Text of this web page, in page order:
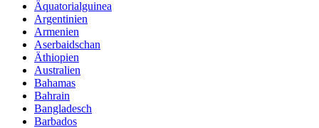
Äquatorialguinea
Argentinien
Armenien
Aserbaidschan
Äthiopien
Australien
Bahamas
Bahrain
Bangladesch
Barbados